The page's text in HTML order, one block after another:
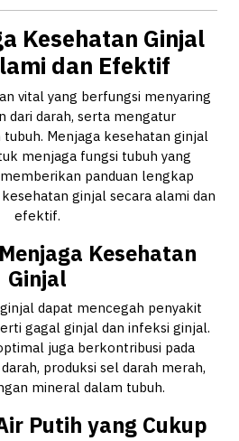
Kesehatan Ginjal
dan Efektif
vital yang berfungsi menyaring
dari darah, serta mengatur
Menjaga kesehatan ginjal
menjaga fungsi tubuh yang
panduan lengkap
ginjal secara alami dan
efektif.
Kesehatan
Ginjal
dapat mencegah penyakit
gagal ginjal dan infeksi ginjal.
juga berkontribusi pada
produksi sel darah merah,
mineral dalam tubuh.
Putih yang Cukup